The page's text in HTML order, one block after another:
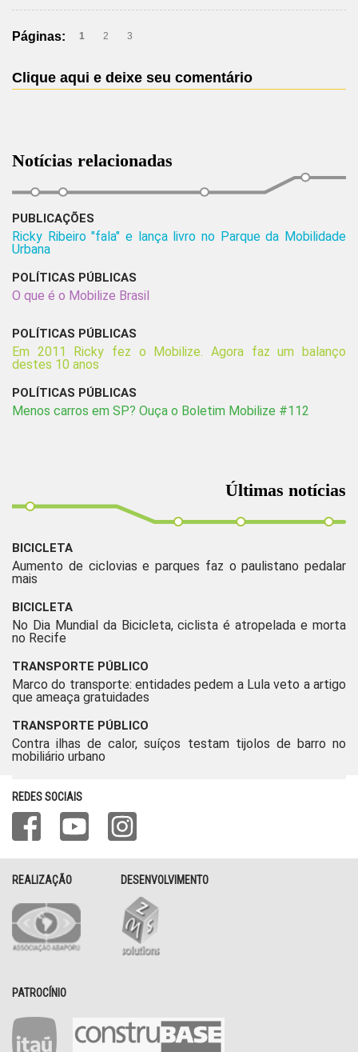
Páginas: 1 2 3
Clique aqui e deixe seu comentário
Notícias relacionadas
PUBLICAÇÕES
Ricky Ribeiro "fala" e lança livro no Parque da Mobilidade
Urbana
POLÍTICAS PÚBLICAS
O que é o Mobilize Brasil
POLÍTICAS PÚBLICAS
Em 2011 Ricky fez o Mobilize. Agora faz um balanço
destes 10 anos
POLÍTICAS PÚBLICAS
Menos carros em SP? Ouça o Boletim Mobilize #112
Últimas notícias
BICICLETA
Aumento de ciclovias e parques faz o paulistano pedalar
mais
BICICLETA
No Dia Mundial da Bicicleta, ciclista é atropelada e morta
no Recife
TRANSPORTE PÚBLICO
Marco do transporte: entidades pedem a Lula veto a artigo
que ameaça gratuidades
TRANSPORTE PÚBLICO
Contra ilhas de calor, suíços testam tijolos de barro no
mobiliário urbano
REDES SOCIAIS
REALIZAÇÃO DESENVOLVIMENTO
PATROCÍNIO